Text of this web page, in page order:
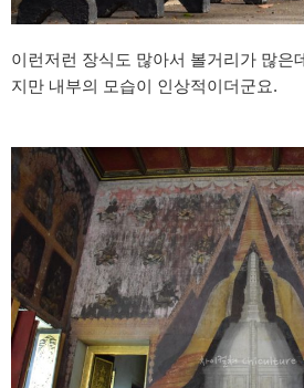
이런저런 장식도 많아서 볼거리가 많은
지만 내부의 모습이 인상적이더군요.